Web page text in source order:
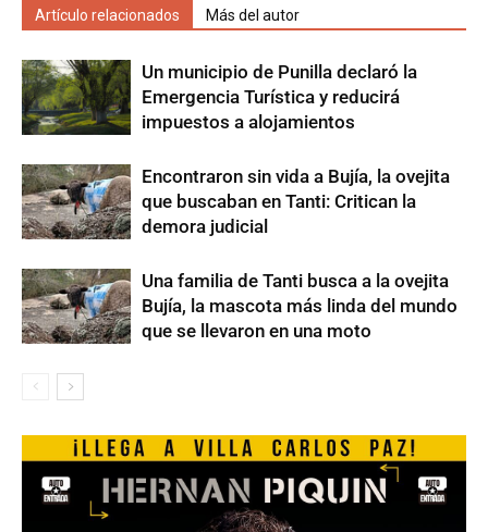
Artículo relacionados Más del autor
Un municipio de Punilla declaró la
Emergencia Turística y reducirá
impuestos a alojamientos
Encontraron sin vida a Bujía, la ovejita
que buscaban en Tanti: Critican la
demora judicial
Una familia de Tanti busca a la ovejita
Bujía, la mascota más linda del mundo
que se llevaron en una moto